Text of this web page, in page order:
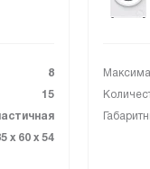
8
15
х 60 х 54